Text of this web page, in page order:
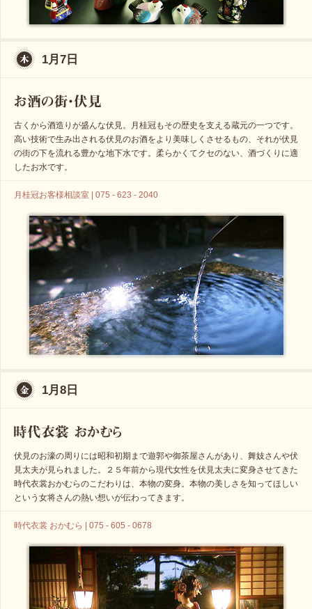
1月7日
古くから酒造りが盛んな伏見。月桂冠もその歴史を支える蔵元の一つです。
高い技術で生み出される伏見のお酒をより美味しくさせるもの、それが伏見
の街の下を流れる豊かな地下水です。柔らかくてクセのない、酒づくりに適
したお水です。
月桂冠お客様相談室 | 075 - 623 - 2040
1月8日
伏見のお濠の周りには昭和初期まで遊郭や御茶屋さんがあり、舞妓さんや伏
見太夫が見られました。２５年前から現代女性を伏見太夫に変身させてきた
時代衣裳おかむらのこだわりは、本物の変身。本物の美しさを知ってほしい
という女将さんの熱い想いが伝わってきます。
時代衣裳 おかむら | 075 - 605 - 0678